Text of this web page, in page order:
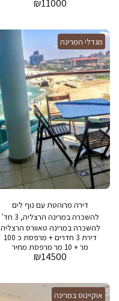
2,000 שח בבניין : בריכת שחיה ,
₪11000
מגדלי המרינה
דירה מרוהטת עם נוף לים
להשכרה במרינה הרצליה, 3 חד'
להשכרה במרינה טאוורס הרצליה
דירת 3 חדרים + מרפסת כ 100
מר + 10 מר מרפסת מחיר
24/7
₪14500
אוקיינוס במרינה